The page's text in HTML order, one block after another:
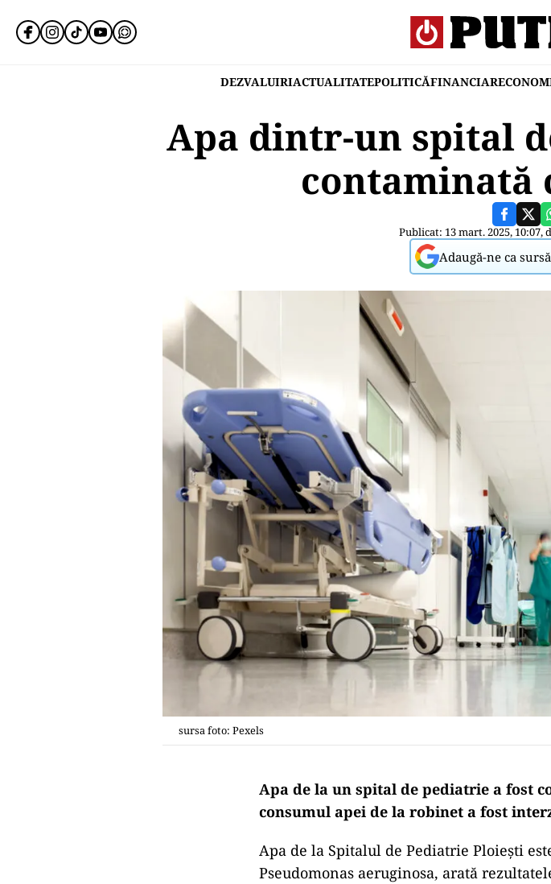
DEZVALUIRIACTUALITATEPOLITICĂFINANCIAR
Apa dintr-un spital
contaminată
Publicat: 13 mart. 2025, 10:07,
Adaugă-ne ca
sursa foto: Pexels
Apa de la un spital de pediatrie a fost
consumul apei de la robinet a fost
Apa de la Spitalul de Pediatrie Ploiești
Pseudomonas aeruginosa, arată